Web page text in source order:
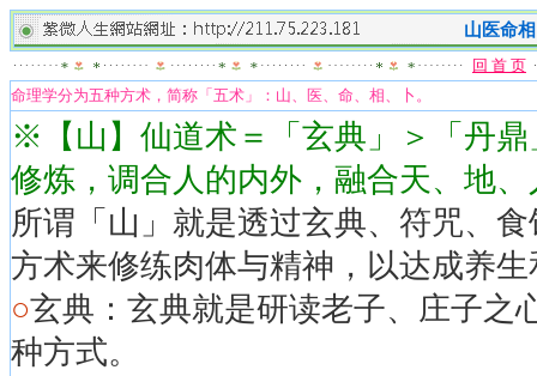
山医命
回 首 页
命理学分为五种方术，简称「五术」：山、医、命、相、卜。
※【山】仙道术＝「玄典」＞「丹
修炼，调合人的内外，融合天、地
所谓「山」就是透过玄典、符咒、
方术来修练肉体与精神，以达成养
○玄典：玄典就是研读老子、庄子之
种方式。